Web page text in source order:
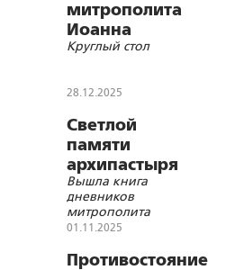
митрополита
Иоанна
(Снычёва) и
Клыкова».
Круглый стол
28.12.2025
Светлой
памяти
архипастыря
Вышла книга
дневников
митрополита
Иоанна (Снычёва)
01.11.2025
Противостояние